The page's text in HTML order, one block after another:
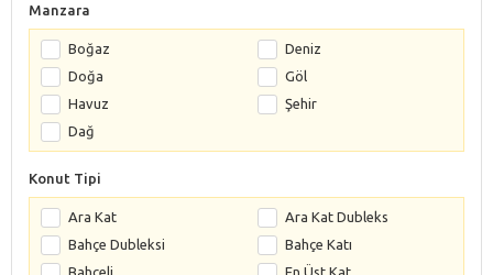
Manzara
Boğaz
Deniz
Doğa
Göl
Havuz
Şehir
Dağ
Konut Tipi
Ara Kat
Ara Kat Dubleks
Bahçe Dubleksi
Bahçe Katı
Bahçeli
En Üst Kat